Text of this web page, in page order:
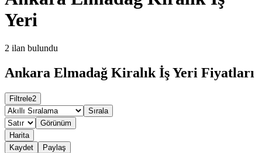
Yeri
2 ilan bulundu
Ankara Elmadağ Kiralık İş Yeri Fiyatları
Filtrele2
Sırala
Görünüm
Harita
Kaydet
Paylaş